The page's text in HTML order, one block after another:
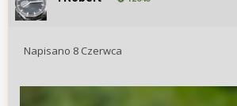
Napisano 8 Czerwca